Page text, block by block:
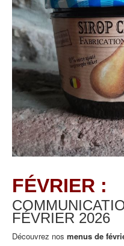
FÉVRIER :
FÉVRIER 2026
Découvrez nos menus de